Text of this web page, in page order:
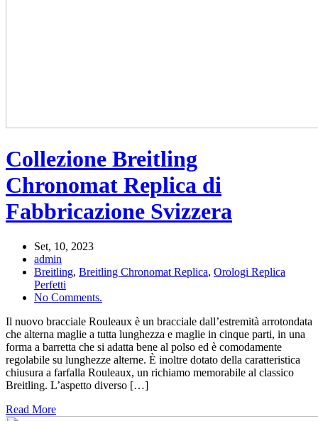
Collezione Breitling
Chronomat Replica di
Fabbricazione Svizzera
Set, 10, 2023
admin
Breitling, Breitling Chronomat Replica, Orologi Replica
Perfetti
No Comments.
Il nuovo bracciale Rouleaux è un bracciale dall’estremità arrotondata
che alterna maglie a tutta lunghezza e maglie in cinque parti, in una
forma a barretta che si adatta bene al polso ed è comodamente
regolabile su lunghezze alterne. È inoltre dotato della caratteristica
chiusura a farfalla Rouleaux, un richiamo memorabile al classico
Breitling. L’aspetto diverso […]
Read More